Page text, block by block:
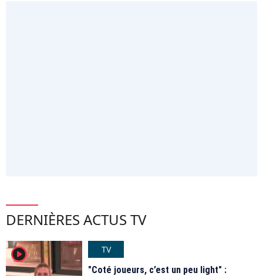
DERNIÈRES ACTUS TV
player2
TV
"Coté joueurs, c’est un peu light" :